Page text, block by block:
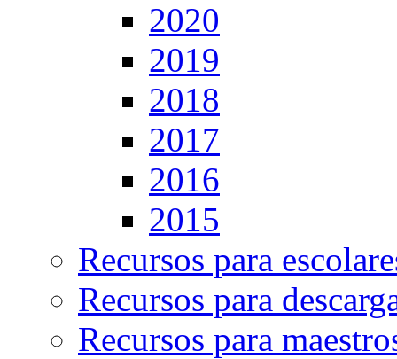
2020
2019
2018
2017
2016
2015
Recursos para
Recursos para
Recursos para